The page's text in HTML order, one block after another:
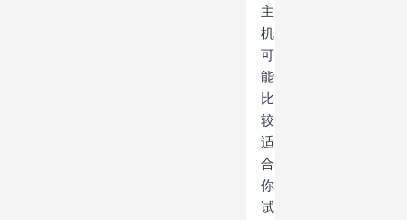
主
机
可
能
比
较
适
合
你
试